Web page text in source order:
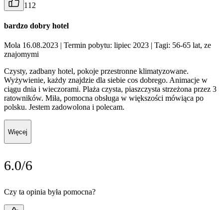
112
bardzo dobry hotel
Mola 16.08.2023 | Termin pobytu: lipiec 2023 | Tagi: 56-65 lat, ze
znajomymi
Czysty, zadbany hotel, pokoje przestronne klimatyzowane.
Wyżywienie, każdy znajdzie dla siebie cos dobrego. Animacje w
ciągu dnia i wieczorami. Plaża czysta, piaszczysta strzeżona przez 3
ratowników. Miła, pomocna obsługa w większości mówiąca po
polsku. Jestem zadowolona i polecam.
Więcej
6.0/6
Czy ta opinia była pomocna?